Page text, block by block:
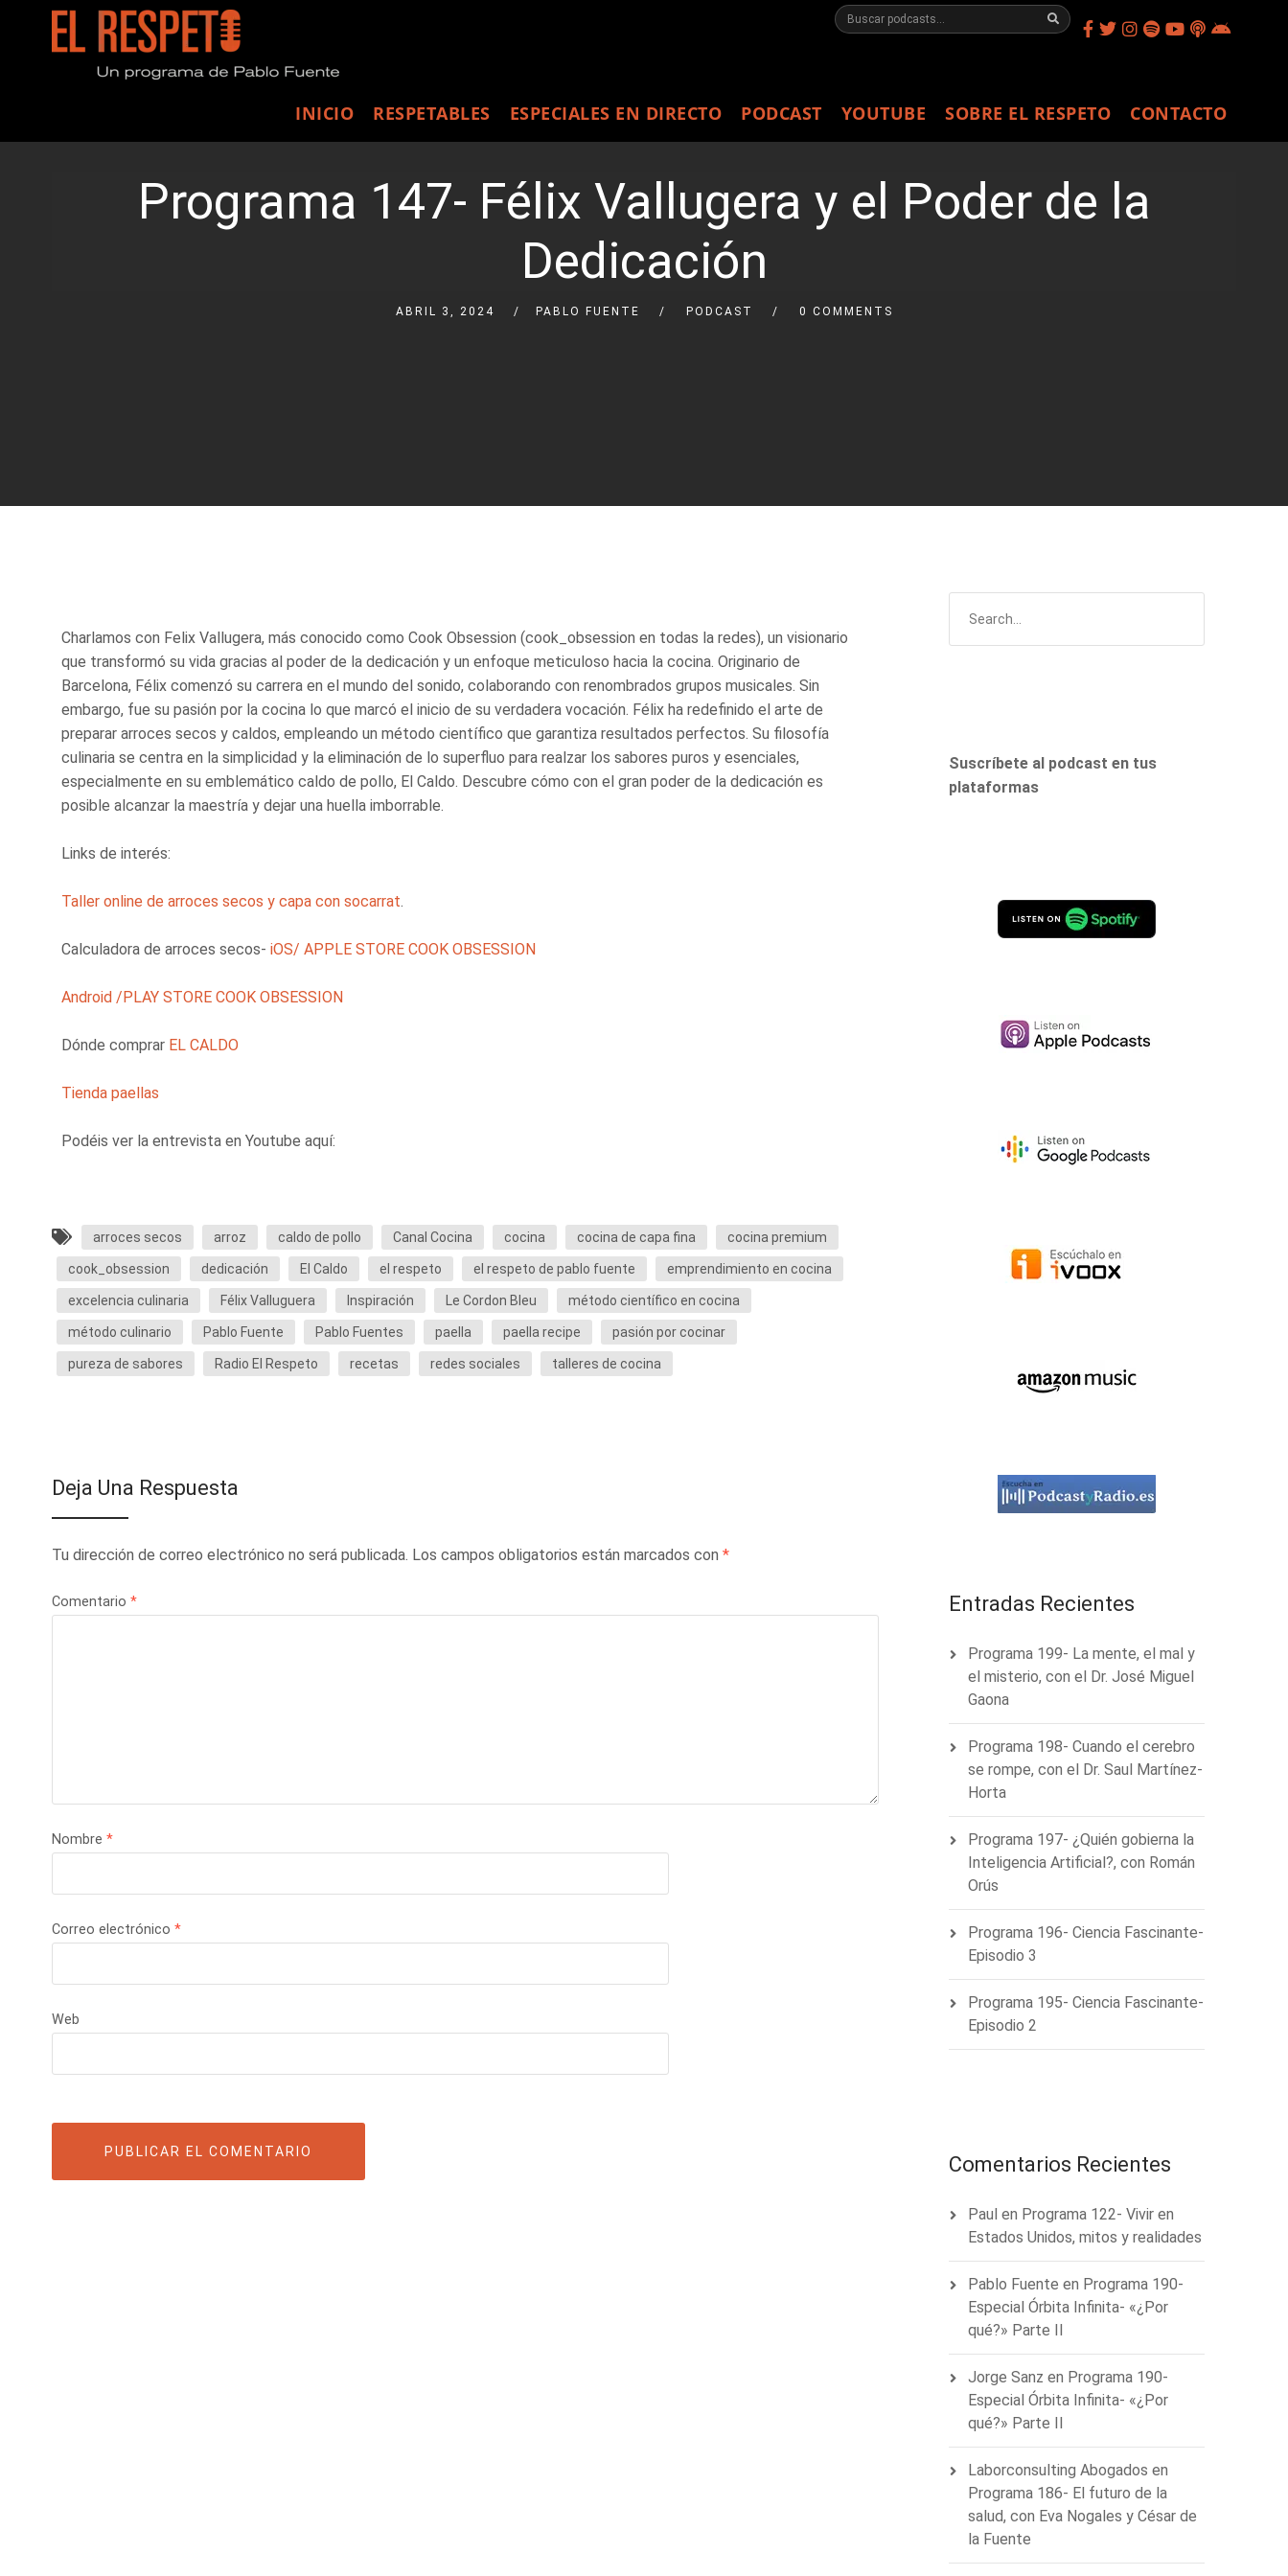
INICIO RESPETABLES ESPECIALES EN DIRECTO PODCAST YOUTUBE SOBRE EL RESPETO CONTACTO
Programa 147- Félix Vallugera y el Poder de la
Dedicación
ABRIL 3, 2024 PABLO FUENTE PODCAST 0 COMMENTS
Charlamos con Felix Vallugera, más conocido como Cook Obsession (cook_obsession en todas la redes), un visionario
que transformó su vida gracias al poder de la dedicación y un enfoque meticuloso hacia la cocina. Originario de
Barcelona, Félix comenzó su carrera en el mundo del sonido, colaborando con renombrados grupos musicales. Sin
embargo, fue su pasión por la cocina lo que marcó el inicio de su verdadera vocación. Félix ha redefinido el arte de
preparar arroces secos y caldos, empleando un método científico que garantiza resultados perfectos. Su filosofía
culinaria se centra en la simplicidad y la eliminación de lo superfluo para realzar los sabores puros y esenciales,
especialmente en su emblemático caldo de pollo, El Caldo. Descubre cómo con el gran poder de la dedicación es
posible alcanzar la maestría y dejar una huella imborrable.
Links de interés:
Taller online de arroces secos y capa con socarrat.
Calculadora de arroces secos- iOS/ APPLE STORE COOK OBSESSION
Android /PLAY STORE COOK OBSESSION
Dónde comprar EL CALDO
Tienda paellas
Podéis ver la entrevista en Youtube aquí:
arroces secos arroz caldo de pollo Canal Cocina cocina cocina de capa fina cocina premium
cook_obsession dedicación El Caldo el respeto el respeto de pablo fuente emprendimiento en cocina
excelencia culinaria Félix Valluguera Inspiración Le Cordon Bleu método científico en cocina
método culinario Pablo Fuente Pablo Fuentes paella paella recipe pasión por cocinar
pureza de sabores Radio El Respeto recetas redes sociales talleres de cocina
Deja Una Respuesta
Tu dirección de correo electrónico no será publicada. Los campos obligatorios están marcados con *
Comentario *
Nombre *
Correo electrónico *
Web
Suscríbete al podcast en tus
plataformas
Entradas Recientes
Programa 199- La mente, el mal y
el misterio, con el Dr. José Miguel
Gaona
Programa 198- Cuando el cerebro
se rompe, con el Dr. Saul Martínez-
Horta
Programa 197- ¿Quién gobierna la
Inteligencia Artificial?, con Román
Orús
Programa 196- Ciencia Fascinante-
Episodio 3
Programa 195- Ciencia Fascinante-
Episodio 2
Comentarios Recientes
Paul en Programa 122- Vivir en
Estados Unidos, mitos y realidades
Pablo Fuente en Programa 190-
Especial Órbita Infinita- «¿Por
qué?» Parte II
Jorge Sanz en Programa 190-
Especial Órbita Infinita- «¿Por
qué?» Parte II
Laborconsulting Abogados en
Programa 186- El futuro de la
salud, con Eva Nogales y César de
la Fuente